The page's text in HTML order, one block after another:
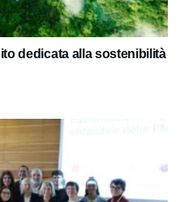
dedicata alla sostenibilità